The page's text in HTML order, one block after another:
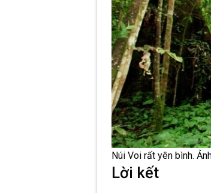
Núi Voi rất yên bình.
Lời kết